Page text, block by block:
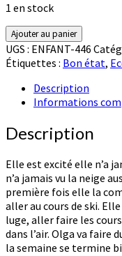
1 en stock
quantité
de
Olga
Ajouter au panier
UGS : ENFANT-446
Étiquettes : Bon état,
Description
Informations
Description
Elle est excité elle n’a
n’a jamais vu la neige
première fois elle la
aller au cours de ski.
luge, aller faire les
dans l’air. Olga va faire
la semaine se termine